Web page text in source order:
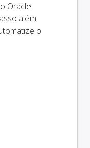
Oracle
além:
o